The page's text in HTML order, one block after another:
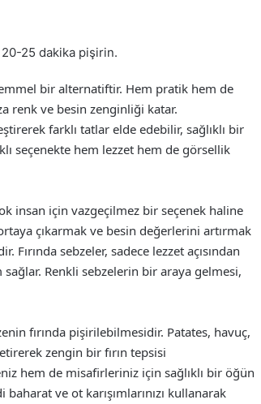
20-25 dakika pişirin.
bir alternatiftir. Hem pratik hem de
renk ve besin zenginliği katar.
farklı tatlar elde edebilir, sağlıklı bir
seçenekte hem lezzet hem de görsellik
insan için vazgeçilmez bir seçenek haline
çıkarmak ve besin değerlerini artırmak
Fırında sebzeler, sadece lezzet açısından
Renkli sebzelerin bir araya gelmesi,
fırında pişirilebilmesidir. Patates, havuç,
zengin bir fırın tepsisi
hem de misafirleriniz için sağlıklı bir öğün
ve ot karışımlarınızı kullanarak